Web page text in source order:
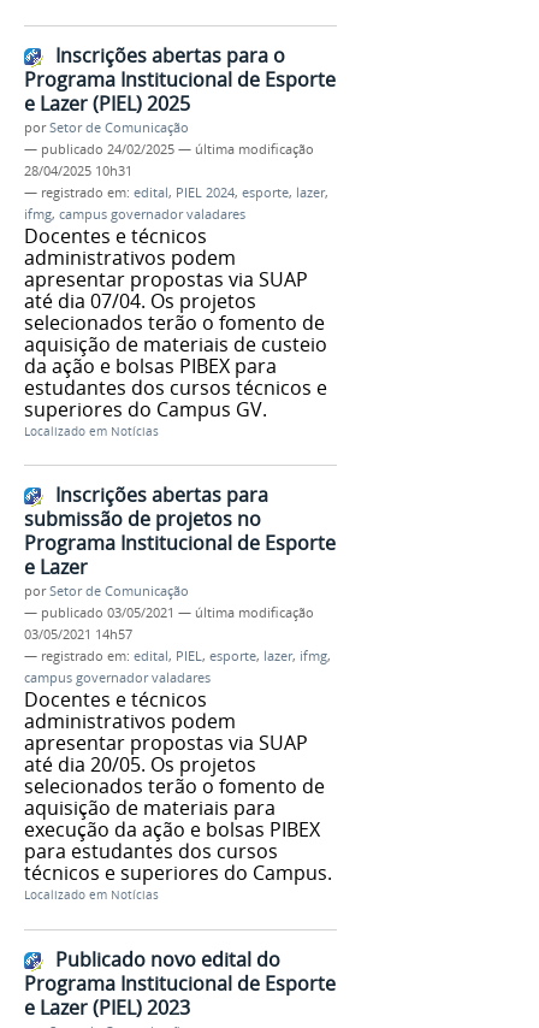
Inscrições abertas para o
Programa Institucional de Esporte
e Lazer (PIEL) 2025
porSetor de Comunicação
— publicado 24/02/2025 — última modificação
28/04/2025 10h31
— registrado em: edital, PIEL 2024, esporte, lazer,
ifmg, campus governador valadares
Docentes e técnicos
administrativos podem
apresentar propostas via SUAP
até dia 07/04. Os projetos
selecionados terão o fomento de
aquisição de materiais de custeio
da ação e bolsas PIBEX para
estudantes dos cursos técnicos e
superiores do Campus GV.
Localizado em Notícias
Inscrições abertas para
submissão de projetos no
Programa Institucional de Esporte
e Lazer
porSetor de Comunicação
— publicado 03/05/2021 — última modificação
03/05/2021 14h57
— registrado em: edital, PIEL, esporte, lazer, ifmg,
campus governador valadares
Docentes e técnicos
administrativos podem
apresentar propostas via SUAP
até dia 20/05. Os projetos
selecionados terão o fomento de
aquisição de materiais para
execução da ação e bolsas PIBEX
para estudantes dos cursos
técnicos e superiores do Campus.
Localizado em Notícias
Publicado novo edital do
Programa Institucional de Esporte
e Lazer (PIEL) 2023